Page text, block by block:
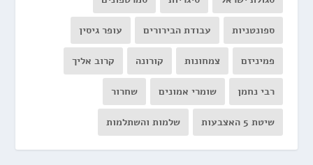
ספונטניות עבודת הבירורים עופר גיסין
פמיניזם צמחונות קורונה קרוב אליך
רבי נחמן שומרי אמונים שחרור
שיטת 5 האצבעות שלמות והשתלמות